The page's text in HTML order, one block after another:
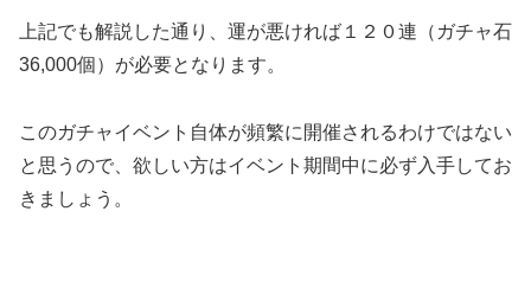
上記でも解説した通り、運が悪ければ１２０連（ガチャ石
36,000個）が必要となります。
このガチャイベント自体が頻繁に開催されるわけではない
と思うので、欲しい方はイベント期間中に必ず入手してお
きましょう。